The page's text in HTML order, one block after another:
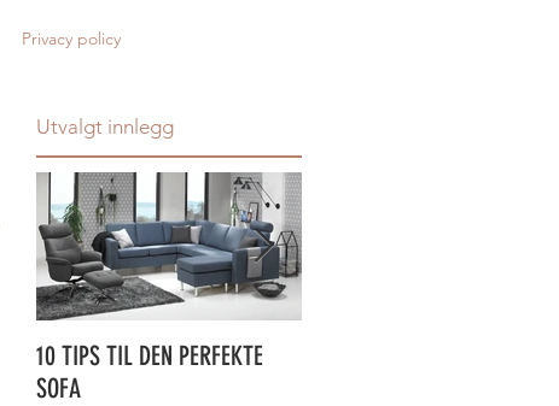
Privacy policy
Utvalgt innlegg
10 TIPS TIL DEN PERFEKTE
SOFA